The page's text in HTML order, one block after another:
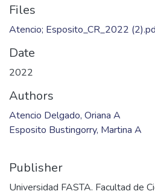
Files
Atencio; Esposito_CR_2022
Date
2022
Authors
Atencio Delgado, Oriana A
Esposito Bustingorry, Martina A
Publisher
Universidad FASTA. Facultad de